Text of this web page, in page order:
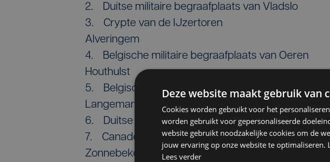
2. Duitse militaire begraafplaats van Vladslo
3. Crypte van de IJzertoren
Alveringem
4. Belgische militaire begraafplaats van Oeren
Houthulst
5. Belgische militaire begraafplaats van Houthulst
Langemark-Poelkapelle
6. Duitse militaire begraafplaats van Langemark
7. Canadees monument “The Brooding Soldier”
Zonnebeke
Deze website maakt gebruik van
Cookies worden gebruikt voor het
worden gebruikt voor gepersonaliseerde
website gebruikt noodzakelijke cookies om de
jouw ervaring op onze website te optimaliseren.
Lees verder